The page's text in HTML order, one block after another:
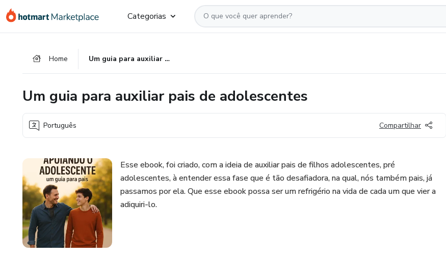
para
para
para
Categorias
Home Um guia para auxiliar pais de adolescentes
Um guia para auxiliar pais de adolescentes
Português Compartilhar
Esse ebook, foi criado, com a ideia de auxiliar pais de filhos adolescentes, pré
adolescentes, à entender essa fase que é tão desafiadora, na qual, nós também pais, já
passamos por ela. Que esse ebook possa ser um refrigério na vida de cada um que vier a
adiquiri-lo.